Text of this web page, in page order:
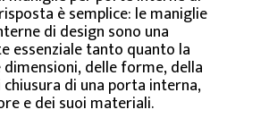
è semplice: le maniglie
di design sono una
essenziale tanto quanto la
delle forme, della
di una porta interna,
e dei suoi materiali.